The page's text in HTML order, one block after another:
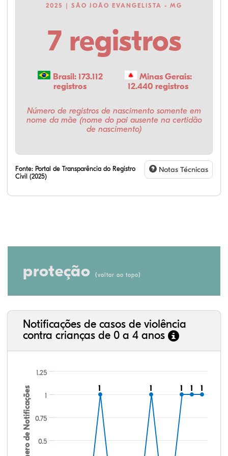
2025 | SÃO JOÃO EVANGELISTA - MG
7 registros
Brasil: 173.112
registros
Minas Gerais:
12.440 registros
Número de registros de nascimento somente em
nome da mãe (nome do pai ausente na certidão
de nascimento)
Fonte: Portal de Transparência do Registro
Civil (2025)
Notas Técnicas
proteção (voltar ao topo)
Notificações de casos de violência
contra crianças de 0 a 4 anos
Número de Notificações 11 11 11 11 11
0.5
0.75
1
1.25